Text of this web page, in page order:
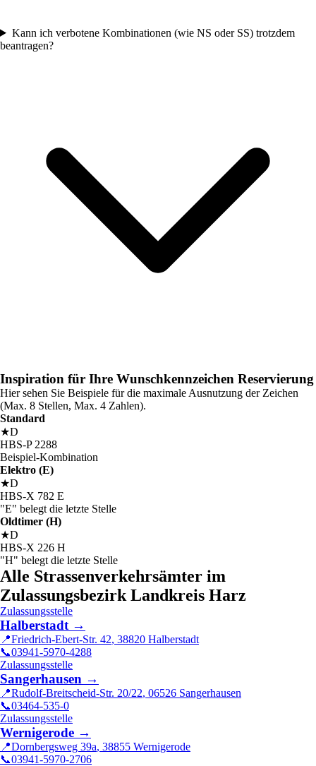
Kann ich verbotene Kombinationen (wie NS oder SS) trotzdem
beantragen?
Inspiration für Ihre Wunschkennzeichen Reservierung
Hier sehen Sie Beispiele für die maximale Ausnutzung der Zeichen
(Max. 8 Stellen, Max. 4 Zahlen).
Standard
★D
HBS-P 2288
Beispiel-Kombination
Elektro (E)
★D
HBS-X 782 E
"E" belegt die letzte Stelle
Oldtimer (H)
★D
HBS-X 226 H
"H" belegt die letzte Stelle
Alle Strassenverkehrsämter im
Zulassungsbezirk Landkreis Harz
Zulassungsstelle
Halberstadt →
📍Friedrich-Ebert-Str. 42, 38820 Halberstadt
📞03941-5970-4288
Zulassungsstelle
Sangerhausen →
📍Rudolf-Breitscheid-Str. 20/22, 06526 Sangerhausen
📞03464-535-0
Zulassungsstelle
Wernigerode →
📍Dornbergsweg 39a, 38855 Wernigerode
📞03941-5970-2706